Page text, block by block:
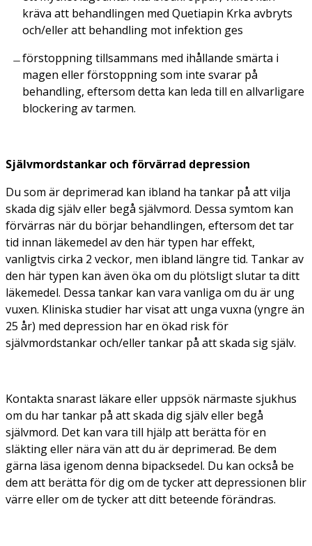
kräva att behandlingen med Quetiapin Krka avbryts
och/eller att behandling mot infektion ges
förstoppning tillsammans med ihållande smärta i
magen eller förstoppning som inte svarar på
behandling, eftersom detta kan leda till en allvarligare
blockering av tarmen.
Självmordstankar och förvärrad depression
Du som är deprimerad kan ibland ha tankar på att vilja
skada dig själv eller begå självmord. Dessa symtom kan
förvärras när du börjar behandlingen, eftersom det tar
tid innan läkemedel av den här typen har effekt,
vanligtvis cirka 2 veckor, men ibland längre tid. Tankar av
den här typen kan även öka om du plötsligt slutar ta ditt
läkemedel. Dessa tankar kan vara vanliga om du är ung
vuxen. Kliniska studier har visat att unga vuxna (yngre än
25 år) med depression har en ökad risk för
självmordstankar och/eller tankar på att skada sig själv.
Kontakta snarast läkare eller uppsök närmaste sjukhus
om du har tankar på att skada dig själv eller begå
självmord. Det kan vara till hjälp att berätta för en
släkting eller nära vän att du är deprimerad. Be dem
gärna läsa igenom denna bipacksedel. Du kan också be
dem att berätta för dig om de tycker att depressionen blir
värre eller om de tycker att ditt beteende förändras.